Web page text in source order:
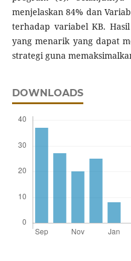
menjelaskan 84% dan
terhadap variabel KB.
yang menarik yang dapat
strategi guna
DOWNLOADS